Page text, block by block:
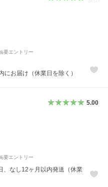
要エントリー
お届け（休業日を除く）
5.00
要エントリー
、なし12ヶ月以内発送（休業